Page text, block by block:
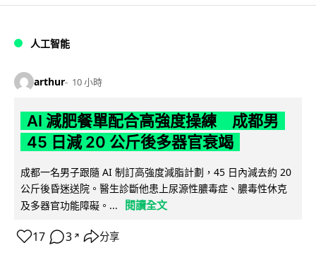
人工智能
arthur 10 小時
AI 減肥餐單配合高強度操練 成都男
45 日減 20 公斤後多器官衰竭
成都一名男子跟隨 AI 制訂高強度減脂計劃，45 日內減去約 20
公斤後昏迷送院。醫生診斷他患上尿源性膿毒症、膿毒性休克
及多器官功能障礙。...
閱讀全文
17 3 ↗ 分享